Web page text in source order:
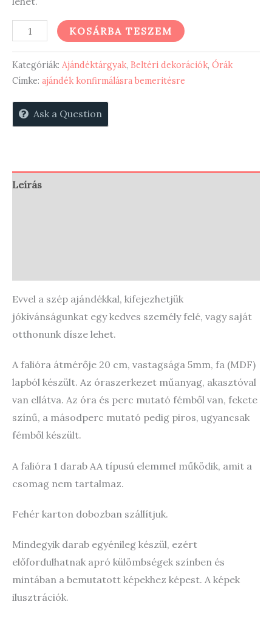
szeretet
(en)
ORA26E
KOSÁRBA TESZEM
Kategóriák: Ajándéktárgyak, Beltéri dekorációk, Órák
Címke: ajándék konfirmálásra bemeritésre
Ask a Question
Leírás
Evvel a szép ajándékkal, kifejezhetjük
jókívánságunkat egy kedves személy felé, vagy saját
otthonunk dísze lehet.
A falióra átmérője 20 cm, vastagsága 5mm, fa (MDF)
lapból készült. Az óraszerkezet műanyag, akasztóval
van ellátva. Az óra és perc mutató fémből van, fekete
színű, a másodperc mutató pedig piros, ugyancsak
fémből készült.
A falióra 1 darab AA típusú elemmel működik, amit a
csomag nem tartalmaz.
Fehér karton dobozban szállítjuk.
Mindegyik darab egyénileg készül, ezért
előfordulhatnak apró külömbségek színben és
mintában a bemutatott képekhez képest. A képek
ilusztrációk.